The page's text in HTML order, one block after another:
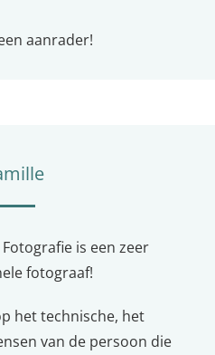
aanrader!
is een zeer
fotograaf!
het technische, het
van de persoon die